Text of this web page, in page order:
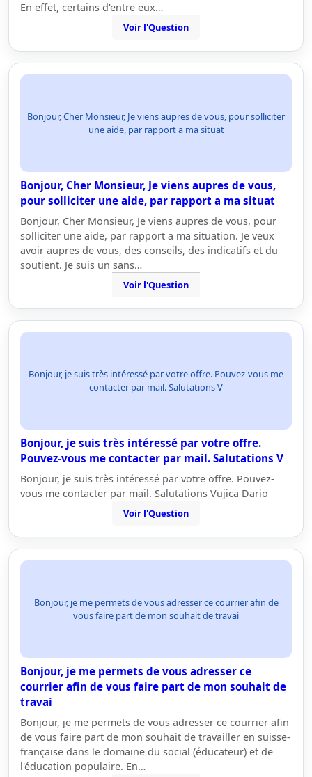
En effet, certains d'entre eux…
Voir l'Question
Bonjour, Cher Monsieur, Je viens aupres de vous, pour solliciter
une aide, par rapport a ma situat
Bonjour, Cher Monsieur, Je viens aupres de vous,
pour solliciter une aide, par rapport a ma situat
Bonjour, Cher Monsieur, Je viens aupres de vous, pour
solliciter une aide, par rapport a ma situation. Je veux
avoir aupres de vous, des conseils, des indicatifs et du
soutient. Je suis un sans…
Voir l'Question
Bonjour, je suis très intéressé par votre offre. Pouvez-vous me
contacter par mail. Salutations V
Bonjour, je suis très intéressé par votre offre.
Pouvez-vous me contacter par mail. Salutations V
Bonjour, je suis très intéressé par votre offre. Pouvez-
vous me contacter par mail. Salutations Vujica Dario
Voir l'Question
Bonjour, je me permets de vous adresser ce courrier afin de
vous faire part de mon souhait de travai
Bonjour, je me permets de vous adresser ce
courrier afin de vous faire part de mon souhait de
travai
Bonjour, je me permets de vous adresser ce courrier afin
de vous faire part de mon souhait de travailler en suisse-
française dans le domaine du social (éducateur) et de
l'éducation populaire. En…